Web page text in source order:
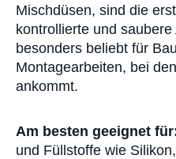
Mischdüsen, sind die
kontrollierte und
besonders beliebt für
Montagearbeiten, bei
ankommt.
Am besten geeignet
und Füllstoffe wie